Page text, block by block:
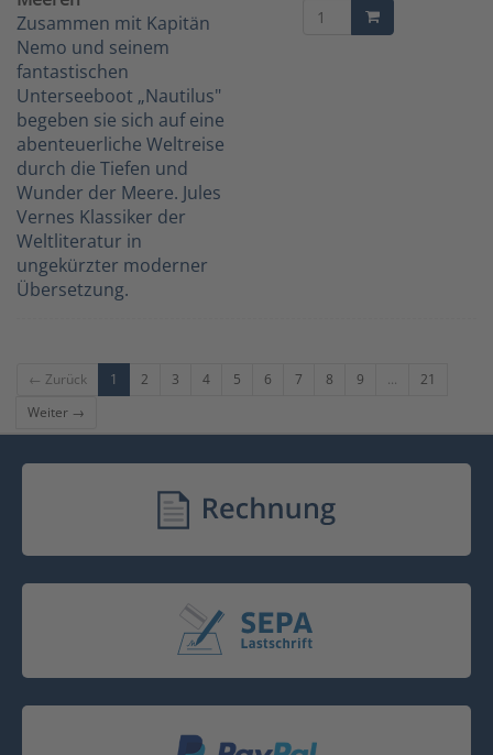
Zusammen mit Kapitän
Nemo und seinem
fantastischen
Unterseeboot „Nautilus"
begeben sie sich auf eine
abenteuerliche Weltreise
durch die Tiefen und
Wunder der Meere. Jules
Vernes Klassiker der
Weltliteratur in
ungekürzter moderner
Übersetzung.
← Zurück 1 2 3 4 5 6 7 8 9 ...
21
Weiter →